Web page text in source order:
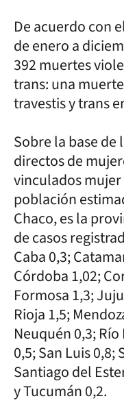
De acuerdo con
de enero a
392 muertes
trans: una
travestis y trans
Sobre la base de
directos de
vinculados
población
Chaco, es la
de casos
Caba 0,3;
Córdoba 1,02;
Formosa 1,3;
Rioja 1,5;
Neuquén 0,3;
0,5; San Luis 0,8;
Santiago del
y Tucumán 0,2.